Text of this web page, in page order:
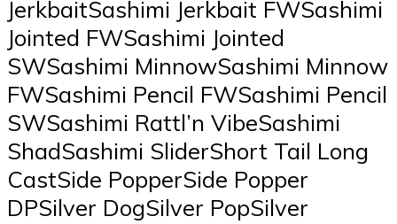
JerkbaitSashimi Jerkbait FWSashimi
Jointed FWSashimi Jointed
SWSashimi MinnowSashimi Minnow
FWSashimi Pencil FWSashimi Pencil
SWSashimi Rattl’n VibeSashimi
ShadSashimi SliderShort Tail Long
CastSide PopperSide Popper
DPSilver DogSilver PopSilver